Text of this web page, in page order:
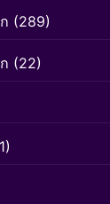
(289)
(22)